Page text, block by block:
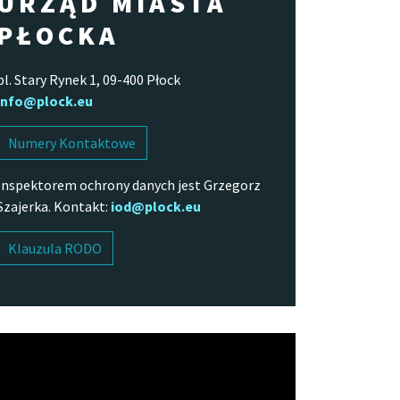
Stary Rynek 1, 09-400 Płock
Numery Kontaktowe
ochrony danych jest Grzegorz
Kontakt: iod@plock.eu
Klauzula RODO